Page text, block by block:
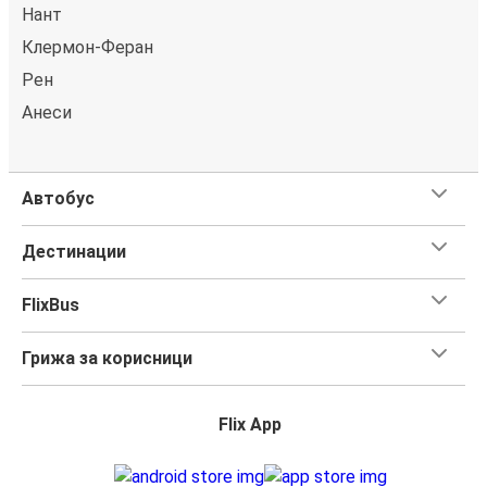
Нант
Клермон-Феран
Рен
Анеси
Автобус
Дестинации
FlixBus
Грижа за корисници
Flix App